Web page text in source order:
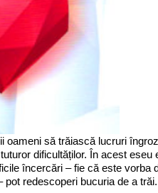
să trăiască lucruri
dificultăților. În acest eseu
încercări – fie că este vorba
redescoperi bucuria de a trăi.